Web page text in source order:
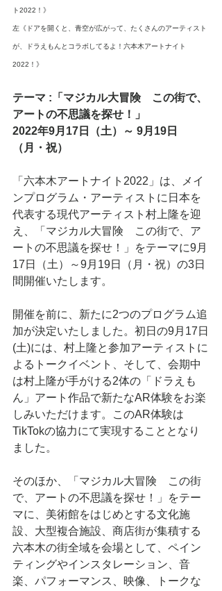
ト2022！》
左《ドアを開くと、青空が広がって、たくさんのアーティスト
が、ドラえもんとコラボしてるよ！六本木アートナイト
2022！》
テーマ :「マジカル大冒険　この街で、
アートの不思議を探せ！」
2022年9月17日（土）～ 9月19日
（月・祝）
「六本木アートナイト2022」は、メイ
ンプログラム・アーティストに日本を
代表する現代アーティスト村上隆を迎
え、「マジカル大冒険　この街で、ア
ートの不思議を探せ！」をテーマに9月
17日（土）～9月19日（月・祝）の3日
間開催いたします。
開催を前に、新たに2つのプログラム追
加が決定いたしました。初日の9月17日
(土)には、村上隆と参加アーティストに
よるトークイベント、そして、会期中
は村上隆が手がける2体の「ドラえも
ん」アート作品で新たなAR体験をお楽
しみいただけます。このAR体験は
TikTokの協力にて実現することとなり
ました。
そのほか、「マジカル大冒険　この街
で、アートの不思議を探せ！」をテー
マに、美術館をはじめとする文化施
設、大型複合施設、商店街が集積する
六本木の街全域を会場として、ペイン
ティングやインスタレーション、音
楽、パフォーマンス、映像、トークな